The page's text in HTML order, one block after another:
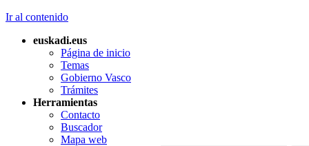
Ir al contenido
euskadi.eus
Página de inicio
Temas
Gobierno Vasco
Trámites
Herramientas
Contacto
Buscador
Mapa web